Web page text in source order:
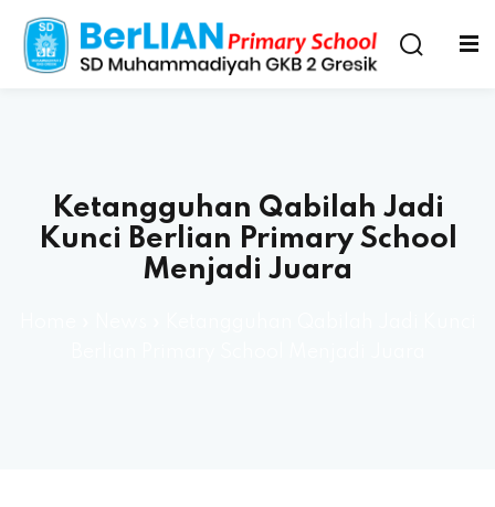
Ketangguhan Qabilah Jadi
Kunci Berlian Primary School
Menjadi Juara